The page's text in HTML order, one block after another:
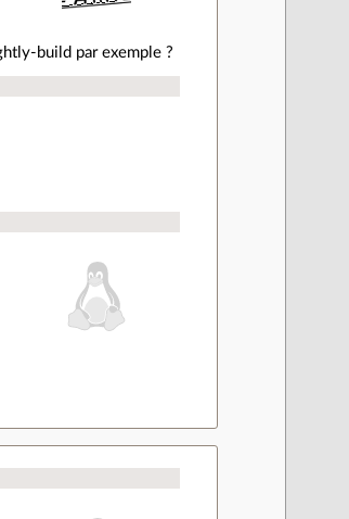
build par exemple ?